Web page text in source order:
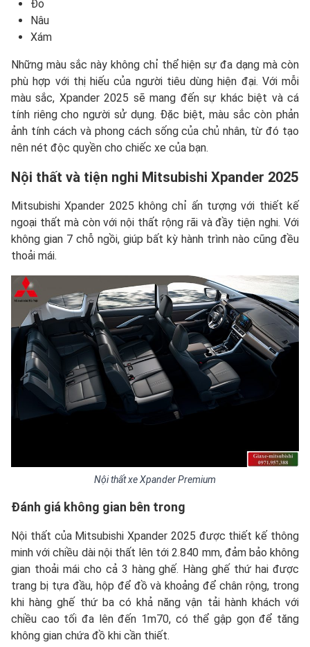
Đỏ
Nâu
Xám
Những màu sắc này không chỉ thể hiện sự đa dạng mà còn
phù hợp với thị hiếu của người tiêu dùng hiện đại. Với mỗi
màu sắc, Xpander 2025 sẽ mang đến sự khác biệt và cá
tính riêng cho người sử dụng. Đặc biệt, màu sắc còn phản
ảnh tính cách và phong cách sống của chủ nhân, từ đó tạo
nên nét độc quyền cho chiếc xe của bạn.
Nội thất và tiện nghi Mitsubishi Xpander 2025
Mitsubishi Xpander 2025 không chỉ ấn tượng với thiết kế
ngoại thất mà còn với nội thất rộng rãi và đầy tiện nghi. Với
không gian 7 chỗ ngồi, giúp bất kỳ hành trình nào cũng đều
thoải mái.
Nội thất xe Xpander Premium
Đánh giá không gian bên trong
Nội thất của Mitsubishi Xpander 2025 được thiết kế thông
minh với chiều dài nội thất lên tới 2.840 mm, đảm bảo không
gian thoải mái cho cả 3 hàng ghế. Hàng ghế thứ hai được
trang bị tựa đầu, hộp để đồ và khoảng để chân rộng, trong
khi hàng ghế thứ ba có khả năng vận tải hành khách với
chiều cao tối đa lên đến 1m70, có thể gập gọn để tăng
không gian chứa đồ khi cần thiết.